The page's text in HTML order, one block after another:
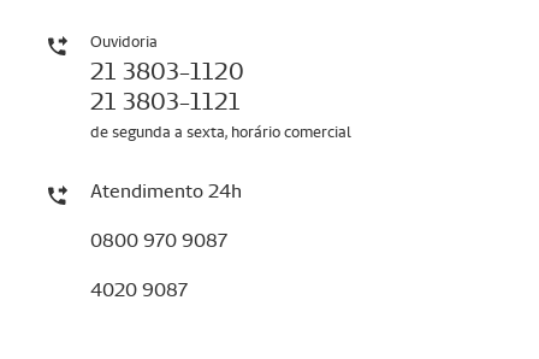
Ouvidoria
21 3803-1120
21 3803-1121
de segunda a sexta, horário comercial
Atendimento 24h
0800 970 9087
4020 9087